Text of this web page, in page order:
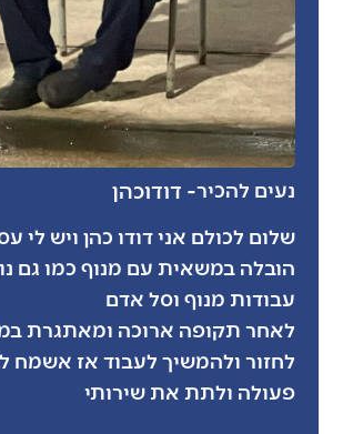
נעים להכיר- דודוכהן
שלום לכולם אני דודו כהן ויש לי
הובלה במשאית עם מנוף כמו גם
עבודות מנוף וסל אדם
לאחר תקופה ארוכה ומאתגרת
לחזור ולהמשיך לעבוד אז אשמח
פעולה ולתת את שירותי